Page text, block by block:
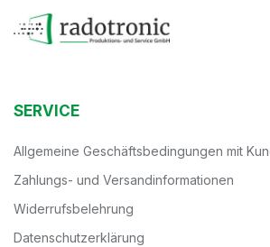
SERVICE
Allgemeine Geschäftsbedingungen mit
Zahlungs- und Versandinformationen
Widerrufsbelehrung
Datenschutzerklärung